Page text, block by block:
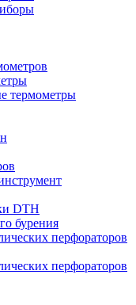
термометры
DTH
бурения
перфораторов
перфораторов